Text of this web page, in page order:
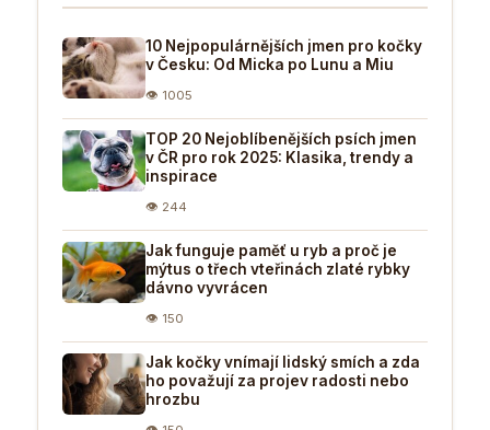
10 Nejpopulárnějších jmen pro kočky
v Česku: Od Micka po Lunu a Miu
👁 1005
TOP 20 Nejoblíbenějších psích jmen
v ČR pro rok 2025: Klasika, trendy a
inspirace
👁 244
Jak funguje paměť u ryb a proč je
mýtus o třech vteřinách zlaté rybky
dávno vyvrácen
👁 150
Jak kočky vnímají lidský smích a zda
ho považují za projev radosti nebo
hrozbu